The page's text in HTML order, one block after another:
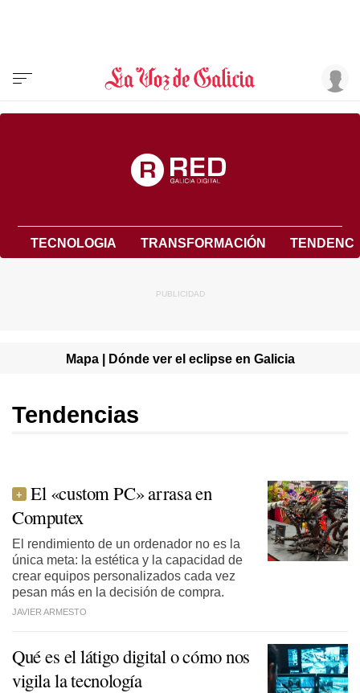
TECNOLOGIA TRANSFORMACIÓN
Mapa | Dónde ver el eclipse en Galicia
Tendencias
El «custom PC» arrasa en
Computex
El rendimiento de un ordenador no es la
única meta: la estética y la capacidad de
crear equipos personalizados cada vez
pesan más en la decisión de compra.
JAVIER ARMESTO
Qué es el látigo digital o cómo nos
vigila la tecnología